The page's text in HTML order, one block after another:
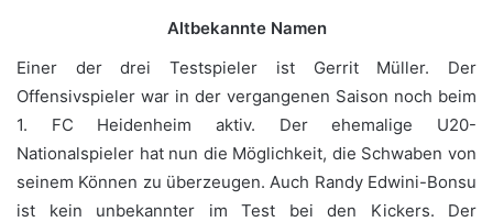
Altbekannte Namen
Einer der drei Testspieler ist Gerrit Müller. Der
Offensivspieler war in der vergangenen Saison noch beim
1. FC Heidenheim aktiv. Der ehemalige U20-
Nationalspieler hat nun die Möglichkeit, die Schwaben von
seinem Können zu überzeugen. Auch Randy Edwini-Bonsu
ist kein unbekannter im Test bei den Kickers. Der